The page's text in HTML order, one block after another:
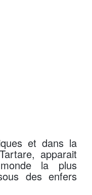
et dans la
apparait
la plus
des enfers